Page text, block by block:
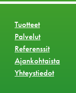
Tuotteet
Palvelut
Referenssit
Ajankohtaista
Yhteystiedot